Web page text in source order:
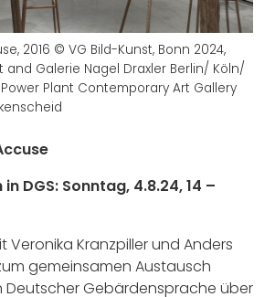
2016 © VG Bild-Kunst, Bonn 2024,
Galerie Nagel Draxler Berlin/ Köln/
Plant Contemporary Art Gallery
DGS: Sonntag, 4.8.24, 14 –
Veronika Kranzpiller und Anders
gemeinsamen Austausch
Deutscher Gebärdensprache über